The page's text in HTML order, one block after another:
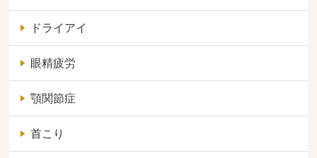
ドライアイ
眼精疲労
顎関節症
首こり